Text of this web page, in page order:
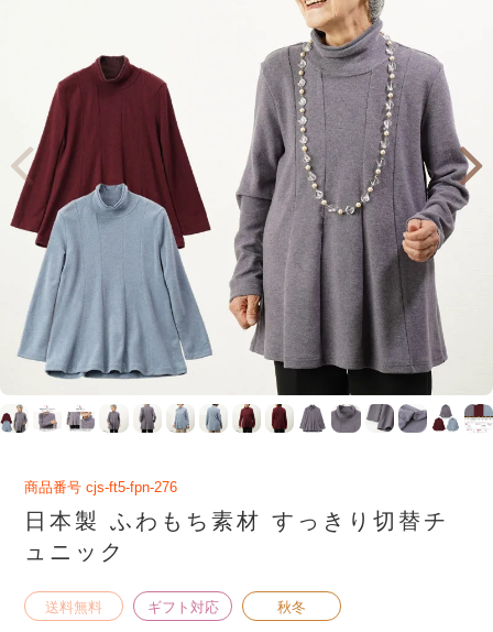
商品番号 cjs-ft5-fpn-276
日本製 ふわもち素材 すっきり切替チ
ュニック
送料無料 ギフト対応 秋冬